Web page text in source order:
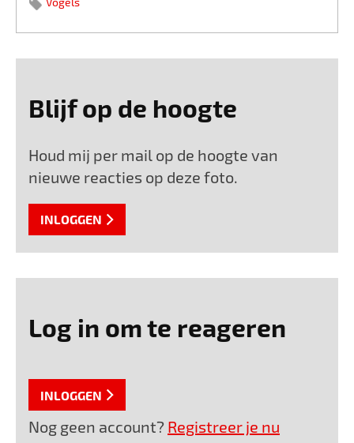
Blijf op de hoogte
Houd mij per mail op de hoogte van
nieuwe reacties op deze foto.
INLOGGEN
Log in om te reageren
INLOGGEN
Nog geen account? Registreer je nu